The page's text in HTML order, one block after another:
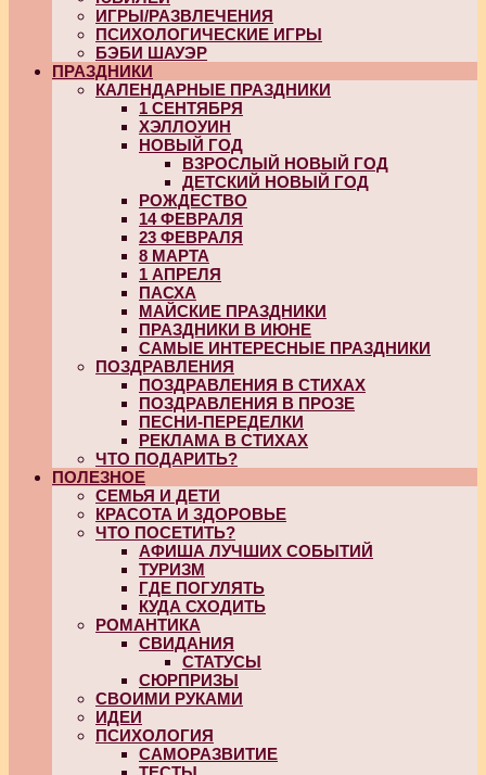
ИГРЫ/РАЗВЛЕЧЕНИЯ
ПСИХОЛОГИЧЕСКИЕ ИГРЫ
БЭБИ ШАУЭР
ПРАЗДНИКИ
КАЛЕНДАРНЫЕ ПРАЗДНИКИ
1 СЕНТЯБРЯ
ХЭЛЛОУИН
НОВЫЙ ГОД
ВЗРОСЛЫЙ НОВЫЙ ГОД
ДЕТСКИЙ НОВЫЙ ГОД
РОЖДЕСТВО
14 ФЕВРАЛЯ
23 ФЕВРАЛЯ
8 МАРТА
1 АПРЕЛЯ
ПАСХА
МАЙСКИЕ ПРАЗДНИКИ
ПРАЗДНИКИ В ИЮНЕ
САМЫЕ ИНТЕРЕСНЫЕ ПРАЗДНИКИ
ПОЗДРАВЛЕНИЯ
ПОЗДРАВЛЕНИЯ В СТИХАХ
ПОЗДРАВЛЕНИЯ В ПРОЗЕ
ПЕСНИ-ПЕРЕДЕЛКИ
РЕКЛАМА В СТИХАХ
ЧТО ПОДАРИТЬ?
ПОЛЕЗНОЕ
СЕМЬЯ И ДЕТИ
КРАСОТА И ЗДОРОВЬЕ
ЧТО ПОСЕТИТЬ?
АФИША ЛУЧШИХ СОБЫТИЙ
ТУРИЗМ
ГДЕ ПОГУЛЯТЬ
КУДА СХОДИТЬ
РОМАНТИКА
СВИДАНИЯ
СТАТУСЫ
СЮРПРИЗЫ
СВОИМИ РУКАМИ
ИДЕИ
ПСИХОЛОГИЯ
САМОРАЗВИТИЕ